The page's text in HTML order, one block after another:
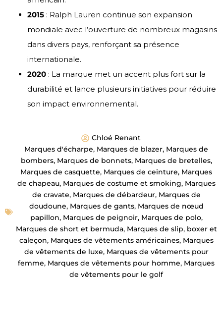
2015 : Ralph Lauren continue son expansion
mondiale avec l’ouverture de nombreux magasins
dans divers pays, renforçant sa présence
internationale.
2020 : La marque met un accent plus fort sur la
durabilité et lance plusieurs initiatives pour réduire
son impact environnemental.
Chloé Renant
Marques d'écharpe, Marques de blazer, Marques de
bombers, Marques de bonnets, Marques de bretelles,
Marques de casquette, Marques de ceinture, Marques
de chapeau, Marques de costume et smoking, Marques
de cravate, Marques de débardeur, Marques de
doudoune, Marques de gants, Marques de nœud
papillon, Marques de peignoir, Marques de polo,
Marques de short et bermuda, Marques de slip, boxer et
caleçon, Marques de vêtements américaines, Marques
de vêtements de luxe, Marques de vêtements pour
femme, Marques de vêtements pour homme, Marques
de vêtements pour le golf